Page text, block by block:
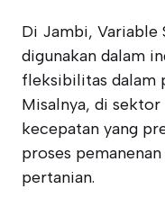
Di Jambi, Variable
digunakan dalam
fleksibilitas dalam
Misalnya, di
kecepatan yang
proses
pertanian.